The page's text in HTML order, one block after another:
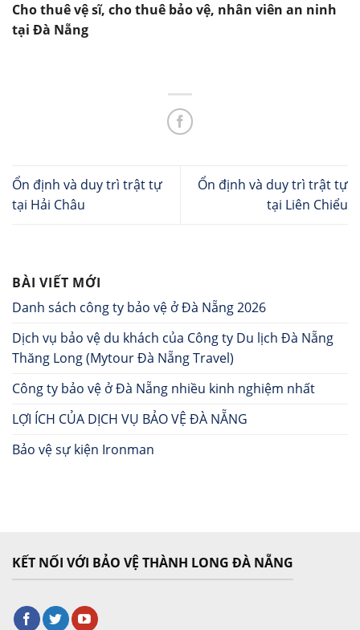
Cho thuê vệ sĩ, cho thuê bảo vệ, nhân viên an ninh
tại Đà Nẵng
Ổn định và duy trì trật tự
tại Hải Châu
Ổn định và duy trì trật tự
tại Liên Chiểu
BÀI VIẾT MỚI
Danh sách công ty bảo vệ ở Đà Nẵng 2026
Dịch vụ bảo vệ du khách của Công ty Du lịch Đà Nẵng
Thăng Long (Mytour Đà Nẵng Travel)
Công ty bảo vệ ở Đà Nẵng nhiều kinh nghiệm nhất
LỢI ÍCH CỦA DỊCH VỤ BẢO VỆ ĐÀ NẴNG
Bảo vệ sự kiện Ironman
KẾT NỐI VỚI BẢO VỆ THÀNH LONG ĐÀ NẴNG